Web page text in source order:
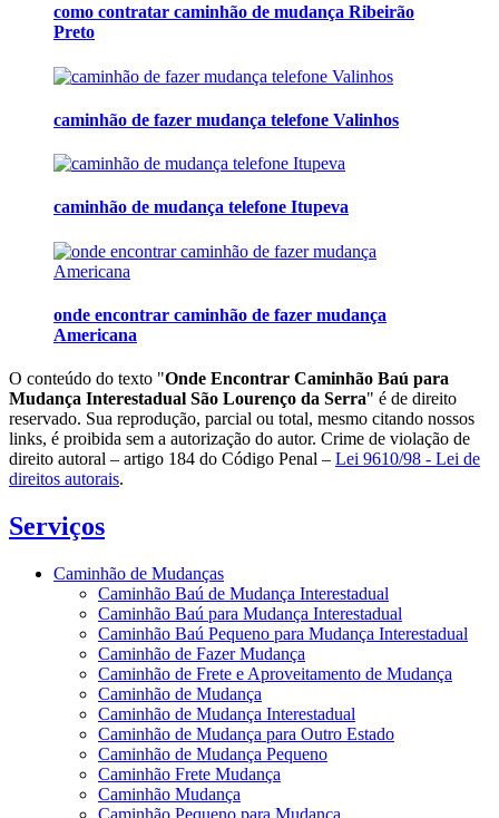
como contratar caminhão de mudança Ribeirão
Preto
caminhão de fazer mudança telefone Valinhos
caminhão de mudança telefone Itupeva
onde encontrar caminhão de fazer mudança
Americana
O conteúdo do texto "Onde Encontrar Caminhão Baú para
Mudança Interestadual São Lourenço da Serra" é de direito
reservado. Sua reprodução, parcial ou total, mesmo citando nossos
links, é proibida sem a autorização do autor. Crime de violação de
direito autoral – artigo 184 do Código Penal – Lei 9610/98 - Lei de
direitos autorais.
Serviços
Caminhão de Mudanças
Caminhão Baú de Mudança Interestadual
Caminhão Baú para Mudança Interestadual
Caminhão Baú Pequeno para Mudança Interestadual
Caminhão de Fazer Mudança
Caminhão de Frete e Aproveitamento de Mudança
Caminhão de Mudança
Caminhão de Mudança Interestadual
Caminhão de Mudança para Outro Estado
Caminhão de Mudança Pequeno
Caminhão Frete Mudança
Caminhão Mudança
Caminhão Pequeno para Mudança